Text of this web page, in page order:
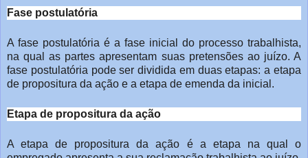
Fase postulatória
A fase postulatória é a fase inicial do processo trabalhista,
naqual as partes apresentam suas pretensões ao juízo. A
fase postulatória podeser dividida em duas etapas: a etapa
de propositura da ação e a etapa de emenda da inicial.
Etapa de propositura da ação
A etapa de propositura da ação é a etapa na qual o